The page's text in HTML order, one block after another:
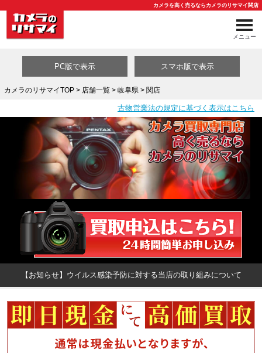
カメラを高く売るならカメラのリサマイ関店
メニュー
買取カテゴリ一覧
PC版で表示 スマホ版で表示
カメラのリサマイTOP> 店舗一覧> 岐阜県 > 関店
古物営業法の規定に基づく表示はこちら
【お知らせ】ウイルス感染予防に対する当店の取り組みについて